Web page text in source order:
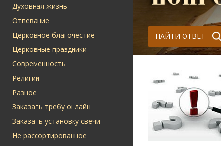
Духовная жизнь
Отпевание
Церковное благочестие
Церковные праздники
Современность
Религии
Разное
Заказать требу онлайн
Заказать установку свечи
Не рассортированное
НАЙТИ ОТВЕТ